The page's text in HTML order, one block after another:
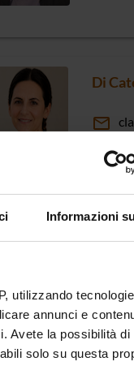
Informazioni
utilizzando
annunci e
Avete la possibilità di
solo su questa
Di
email
phone
phone